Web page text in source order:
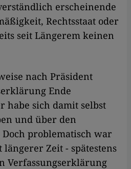
erscheinende
Rechtsstaat oder
seit Längerem keinen
nach Präsident
Ende
habe sich damit selbst
und über den
Doch problematisch war
längerer Zeit - spätestens
Verfassungserklärung